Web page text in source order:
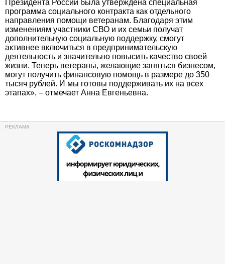
Президента России была утверждена специальная
программа социального контракта как отдельного
направления помощи ветеранам. Благодаря этим
изменениям участники СВО и их семьи получат
дополнительную социальную поддержку, смогут
активнее включиться в предпринимательскую
деятельность и значительно повысить качество своей
жизни. Теперь ветераны, желающие заняться бизнесом,
могут получить финансовую помощь в размере до 350
тысяч рублей. И мы готовы поддерживать их на всех
этапах», – отмечает Анна Евгеньевна.